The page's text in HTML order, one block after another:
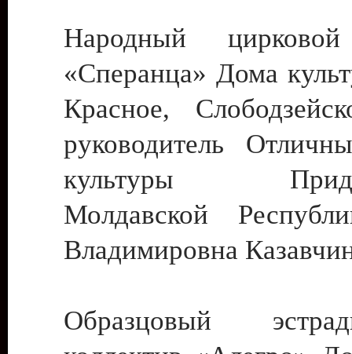
Народный цирковой
«Сперанца» Дома
Красное,
руководитель
культуры
Молдавской
Владимировна
Образцовый